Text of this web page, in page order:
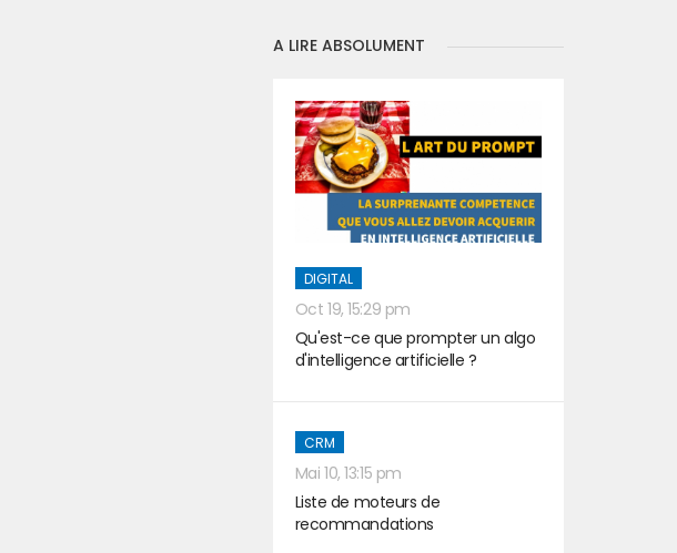
A LIRE ABSOLUMENT
DIGITAL
Oct 19, 15:29 pm
Qu'est-ce que prompter un algo
d'intelligence artificielle ?
CRM
Mai 10, 13:15 pm
Liste de moteurs de
recommandations